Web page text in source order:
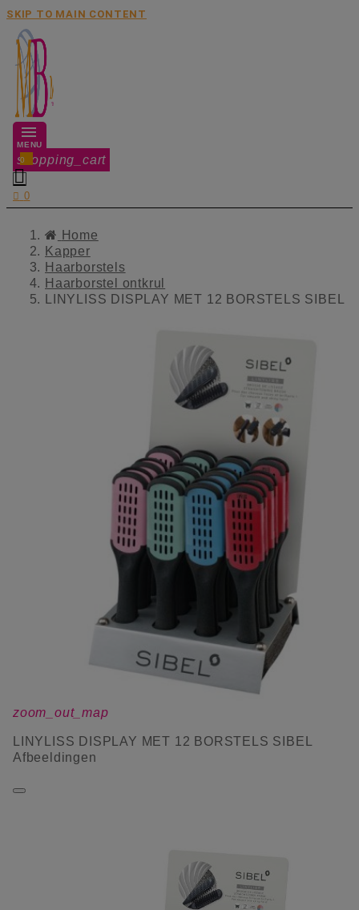
SKIP TO MAIN CONTENT
MENU
shopping_cart
0

 0
Home
Kapper
Haarborstels
Haarborstel ontkrul
LINYLISS DISPLAY MET 12 BORSTELS SIBEL
zoom_out_map
LINYLISS DISPLAY MET 12 BORSTELS SIBEL
Afbeeldingen